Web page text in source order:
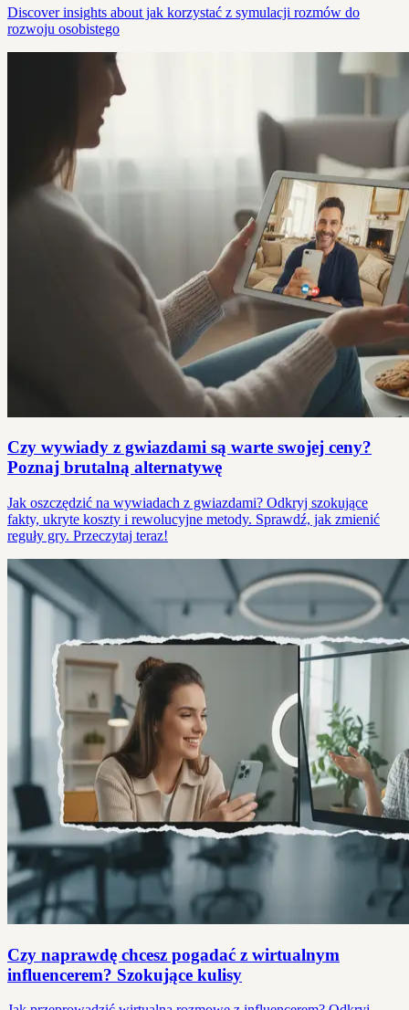
Discover insights about jak korzystać z symulacji rozmów do
rozwoju osobistego
Czy wywiady z gwiazdami są warte swojej ceny?
Poznaj brutalną alternatywę
Jak oszczędzić na wywiadach z gwiazdami? Odkryj szokujące
fakty, ukryte koszty i rewolucyjne metody. Sprawdź, jak zmienić
reguły gry. Przeczytaj teraz!
Czy naprawdę chcesz pogadać z wirtualnym
influencerem? Szokujące kulisy